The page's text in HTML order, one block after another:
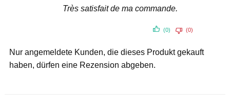
Très satisfait de ma commande.
(0) (0)
Nur angemeldete Kunden, die dieses Produkt gekauft
haben, dürfen eine Rezension abgeben.